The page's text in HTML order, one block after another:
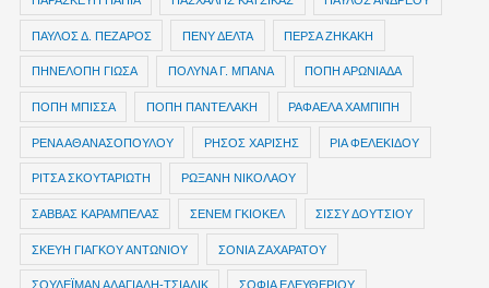
ΠΑΥΛΟΣ Δ. ΠΕΖΑΡΟΣ ΠΕΝΥ ΔΕΛΤΑ ΠΕΡΣΑ ΖΗΚΑΚΗ
ΠΗΝΕΛΟΠΗ ΓΙΩΣΑ ΠΟΛΥΝΑ Γ. ΜΠΑΝΑ ΠΟΠΗ ΑΡΩΝΙΑΔΑ
ΠΟΠΗ ΜΠΙΣΣΑ ΠΟΠΗ ΠΑΝΤΕΛΑΚΗ ΡΑΦΑΕΛΑ ΧΑΜΠΙΠΗ
ΡΕΝΑ ΑΘΑΝΑΣΟΠΟΥΛΟΥ ΡΗΣΟΣ ΧΑΡΙΣΗΣ ΡΙΑ ΦΕΛΕΚΙΔΟΥ
ΡΙΤΣΑ ΣΚΟΥΤΑΡΙΩΤΗ ΡΩΞΑΝΗ ΝΙΚΟΛΑΟΥ
ΣΑΒΒΑΣ ΚΑΡΑΜΠΕΛΑΣ ΣΕΝΕΜ ΓΚΙΟΚΕΛ ΣΙΣΣΥ ΔΟΥΤΣΙΟΥ
ΣΚΕΥΗ ΓΙΑΓΚΟΥ ΑΝΤΩΝΙΟΥ ΣΟΝΙΑ ΖΑΧΑΡΑΤΟΥ
ΣΟΥΛΕΪΜΑΝ ΑΛΑΓΙΑΛΗ-ΤΣΙΑΛΙΚ ΣΟΦΙΑ ΕΛΕΥΘΕΡΙΟΥ